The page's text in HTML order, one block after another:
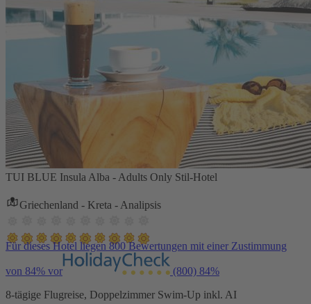
TUI BLUE Insula Alba - Adults Only Stil-Hotel
Griechenland - Kreta - Analipsis
Für dieses Hotel liegen 800 Bewertungen mit einer Zustimmung
von 84% vor (800) 84%
8-tägige Flugreise, Doppelzimmer Swim-Up inkl. AI